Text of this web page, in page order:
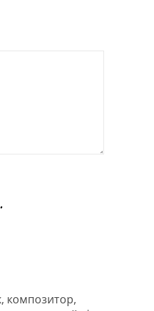
композитор,